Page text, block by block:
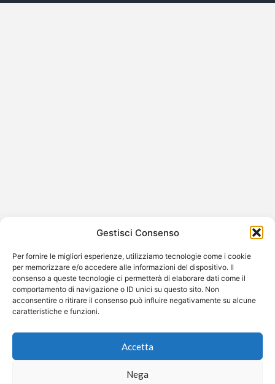
Gestisci Consenso
Per fornire le migliori esperienze, utilizziamo tecnologie come i cookie
per memorizzare e/o accedere alle informazioni del dispositivo. Il
consenso a queste tecnologie ci permetterà di elaborare dati come il
comportamento di navigazione o ID unici su questo sito. Non
acconsentire o ritirare il consenso può influire negativamente su alcune
caratteristiche e funzioni.
Accetta
Nega
quella dell’ultima serata di Ballando con le Stelle 2025.
Tra…
©2026 Free Streaming